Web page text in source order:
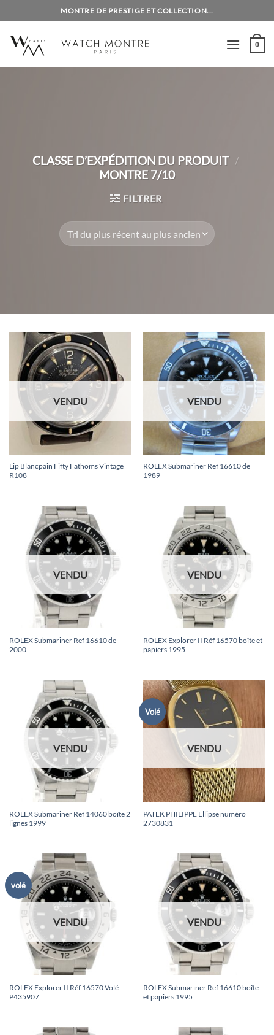
au
contenu
MONTRE DE PRESTIGE ET COLLECTION...
0
CLASSE D’EXPÉDITION DU PRODUIT /
MONTRE 7/10
FILTRER
VENDU
Lip Blancpain Fifty Fathoms Vintage
R108
VENDU
ROLEX Submariner Ref 16610 de
1989
VENDU
ROLEX Submariner Ref 16610 de
2000
VENDU
ROLEX Explorer II Réf 16570 boîte et
papiers 1995
VENDU
ROLEX Submariner Ref 14060 boîte 2
lignes 1999
Volé
VENDU
PATEK PHILIPPE Ellipse numéro
2730831
volé
VENDU
ROLEX Explorer II Réf 16570 Volé
P435907
VENDU
ROLEX Submariner Ref 16610 boîte
et papiers 1995